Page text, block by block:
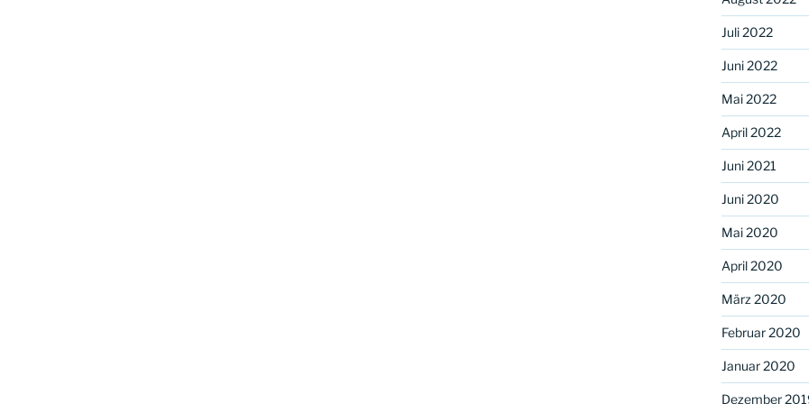
Juli 2022
Juni 2022
Mai 2022
April 2022
Juni 2021
Juni 2020
Mai 2020
April 2020
März 2020
Februar 2020
Januar 2020
Dezember